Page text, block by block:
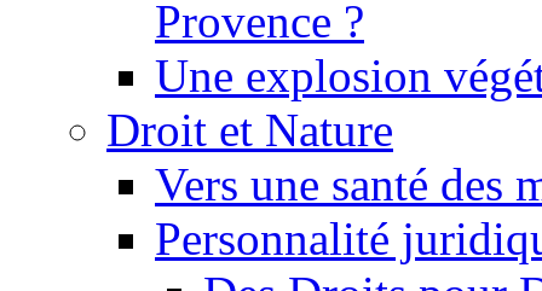
Provence ?
Une explosion
Droit et Nature
Vers une santé des
Personnalité